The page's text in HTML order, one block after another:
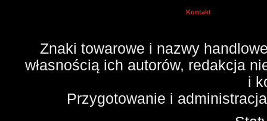
Kontakt
Znaki towarowe i nazwy
własnością ich autorów, redakcja
i
Przygotowanie i